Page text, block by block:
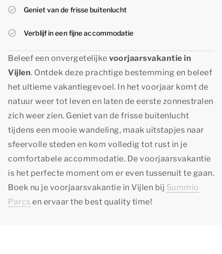
Geniet van de frisse buitenlucht
Verblijf in een fijne accommodatie
Beleef een onvergetelijke voorjaarsvakantie in
Vijlen. Ontdek deze prachtige bestemming en beleef
het ultieme vakantiegevoel. In het voorjaar komt de
natuur weer tot leven en laten de eerste zonnestralen
zich weer zien. Geniet van de frisse buitenlucht
tijdens een mooie wandeling, maak uitstapjes naar
sfeervolle steden en kom volledig tot rust in je
comfortabele accommodatie. De voorjaarsvakantie
is het perfecte moment om er even tussenuit te gaan.
Boek nu je voorjaarsvakantie in Vijlen bij Summio
Parcs en ervaar the best quality time!